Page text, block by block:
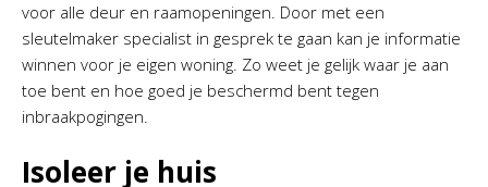
voor alle deur en raamopeningen. Door met een
sleutelmaker specialist in gesprek te gaan kan je informatie
winnen voor je eigen woning. Zo weet je gelijk waar je aan
toe bent en hoe goed je beschermd bent tegen
inbraakpogingen.
Isoleer je huis